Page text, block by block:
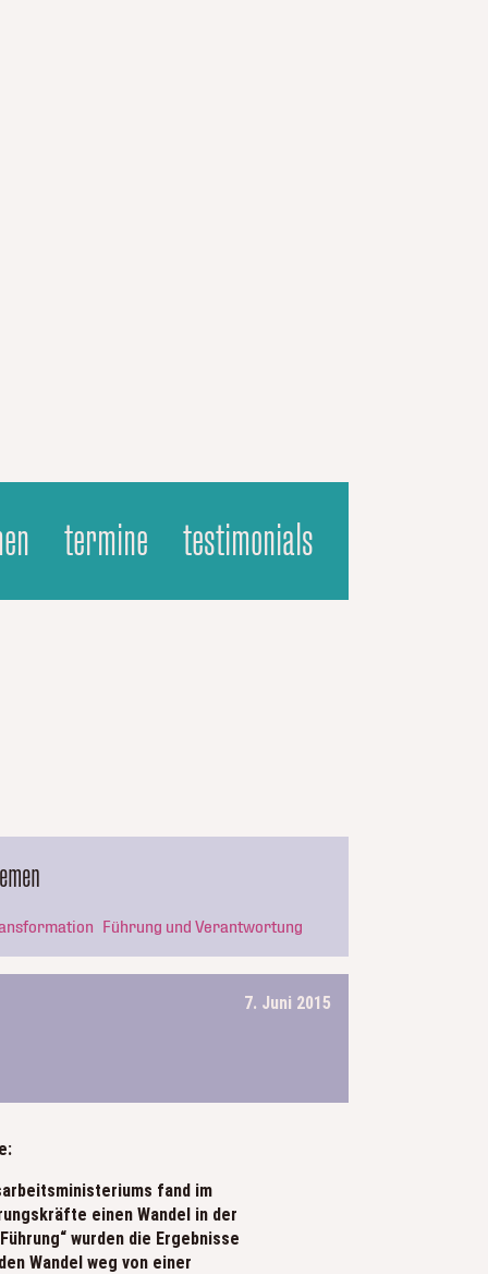
termine testimonials
7. Juni 2015
fand im
einen Wandel in der
wurden die Ergebnisse
Wandel weg von einer
Führung und Verantwortung